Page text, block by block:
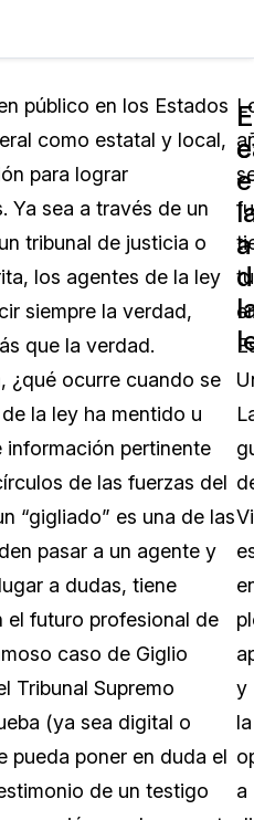
Studio
a Pedido
y
Telefónica
Demo
Español
público en los Estados
como estatal y local,
para lograr
Ya sea a través de un
tribunal de justicia o
los agentes de la ley
siempre la verdad,
que la verdad.
¿qué ocurre cuando se
la ley ha mentido u
pertinente
de las fuerzas del
“gigliado” es una de las
pasar a un agente y
a dudas, tiene
futuro profesional de
caso de Giglio
Tribunal Supremo
(ya sea digital o
pueda poner en duda el
de un testigo
y
la
a